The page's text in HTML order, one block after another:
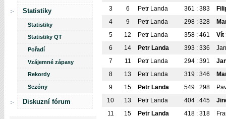
Statistiky
Statistiky
Statistiky QT
Pořadí
Vzájemné zápasy
Rekordy
Sezóny
Diskuzní fórum
3
6 Petr Landa 361 : 383
4
9 Petr Landa 298 : 328
5
12 Petr Landa 358 : 461
Vít
6
14 Petr Landa 393 : 336
7
11 Petr Landa 294 : 391
8
13 Petr Landa 319 : 346
9
15 Petr Landa 549 : 298
10
13 Petr Landa 404 : 445
11
15 Petr Landa 418 : 318